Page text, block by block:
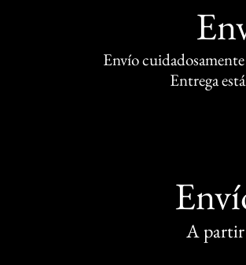
Envío
Entrega
A